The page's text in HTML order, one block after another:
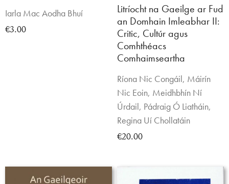
Iarla Mac Aodha Bhuí
€3.00
Litríocht na Gaeilge ar Fud
an Domhain Imleabhar II:
Critic, Cultúr agus
Comhthéacs
Comhaimseartha
Ríona Nic Congáil, Máirín
Nic Eoin, Meidhbhín Ní
Úrdail, Pádraig Ó Liatháin,
Regina Uí Chollatáin
€20.00